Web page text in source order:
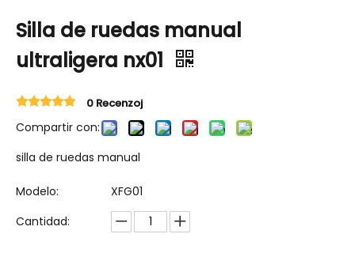
Silla de ruedas manual
ultraligera nx01
0 Recenzoj
Compartir con:
silla de ruedas manual
Modelo:
XFG01
Cantidad: